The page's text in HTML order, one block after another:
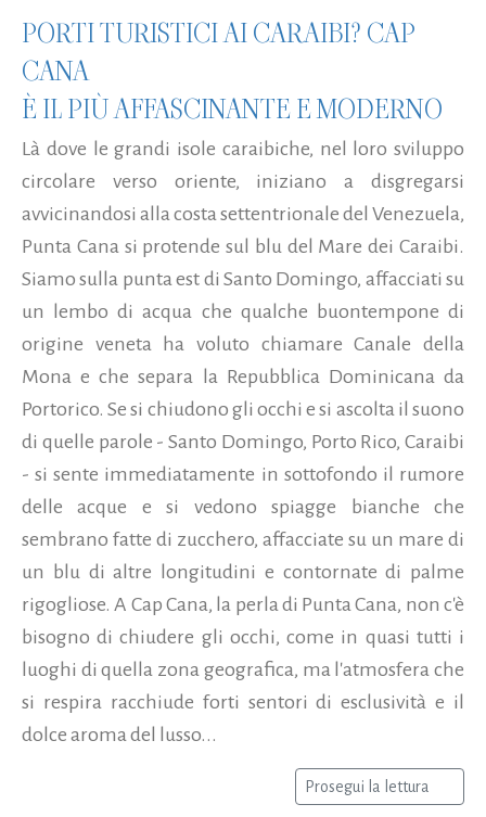
PORTI TURISTICI AI CARAIBI? CAP
CANA
È IL PIÙ AFFASCINANTE E MODERNO
Là dove le grandi isole caraibiche, nel loro sviluppo
circolare verso oriente, iniziano a disgregarsi
avvicinandosi alla costa settentrionale del Venezuela,
Punta Cana si protende sul blu del Mare dei Caraibi.
Siamo sulla punta est di Santo Domingo, affacciati su
un lembo di acqua che qualche buontempone di
origine veneta ha voluto chiamare Canale della
Mona e che separa la Repubblica Dominicana da
Portorico. Se si chiudono gli occhi e si ascolta il suono
di quelle parole - Santo Domingo, Porto Rico, Caraibi
- si sente immediatamente in sottofondo il rumore
delle acque e si vedono spiagge bianche che
sembrano fatte di zucchero, affacciate su un mare di
un blu di altre longitudini e contornate di palme
rigogliose. A Cap Cana, la perla di Punta Cana, non c'è
bisogno di chiudere gli occhi, come in quasi tutti i
luoghi di quella zona geografica, ma l'atmosfera che
si respira racchiude forti sentori di esclusività e il
dolce aroma del lusso...
Prosegui la lettura